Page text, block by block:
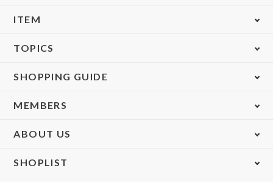
ITEM
TOPICS
SHOPPING GUIDE
MEMBERS
ABOUT US
SHOPLIST